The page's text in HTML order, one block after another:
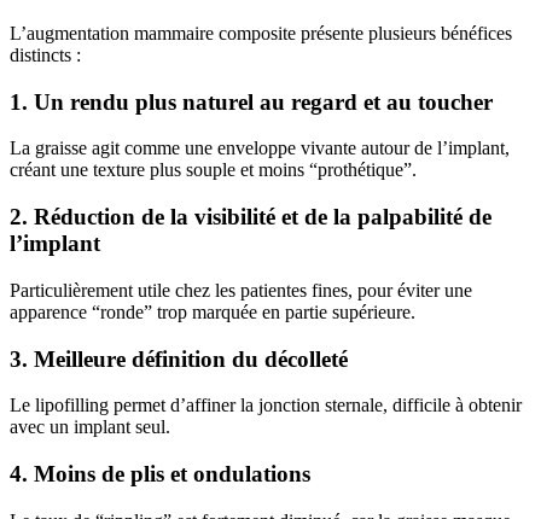
L’augmentation mammaire composite présente plusieurs bénéfices
distincts :
1. Un rendu plus naturel au regard et au toucher
La graisse agit comme une enveloppe vivante autour de l’implant,
créant une texture plus souple et moins “prothétique”.
2. Réduction de la visibilité et de la palpabilité de
l’implant
Particulièrement utile chez les patientes fines, pour éviter une
apparence “ronde” trop marquée en partie supérieure.
3. Meilleure définition du décolleté
Le lipofilling permet d’affiner la jonction sternale, difficile à obtenir
avec un implant seul.
4. Moins de plis et ondulations